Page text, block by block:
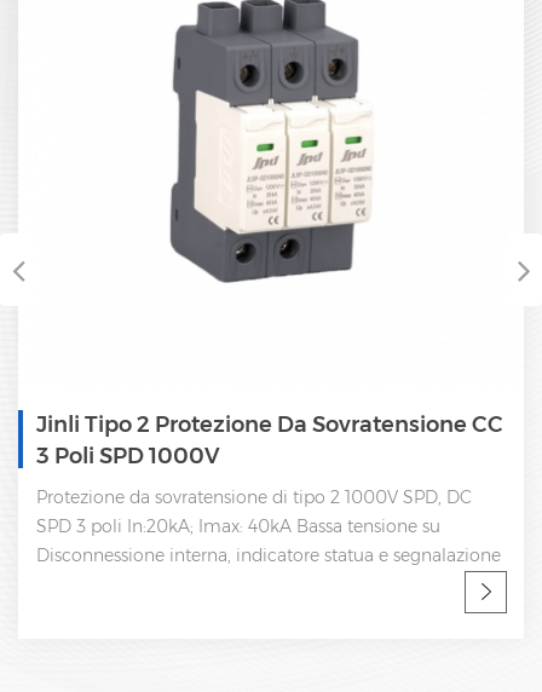
Da Sovratensione CC
di tipo 2 1000V SPD, DC
Bassa tensione su
statua e segnalazione
Scaricatore Di
Tipo 2 CC SPD 2 poli,
40kA Bassa tensione su
indicatore statua e
OEM accettabile